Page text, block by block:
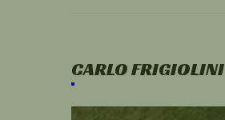
CARLO FRIGIOLINI